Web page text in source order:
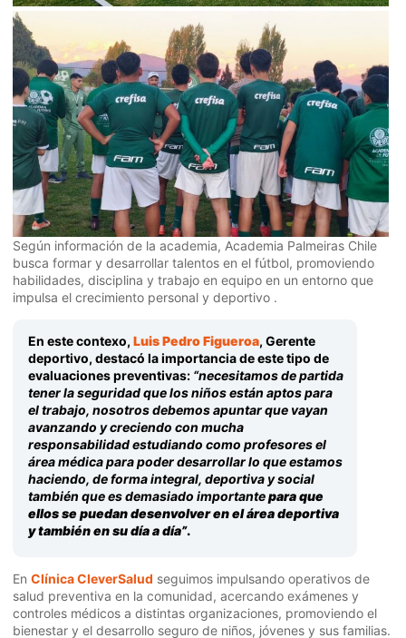
Según información de la academia, Academia Palmeiras Chile
busca formar y desarrollar talentos en el fútbol, promoviendo
habilidades, disciplina y trabajo en equipo en un entorno que
impulsa el crecimiento personal y deportivo .
En este contexo, Luis Pedro Figueroa, Gerente
deportivo, destacó la importancia de este tipo de
evaluaciones preventivas: “necesitamos de partida
tener la seguridad que los niños están aptos para
el trabajo, nosotros debemos apuntar que vayan
avanzando y creciendo con mucha
responsabilidad estudiando como profesores el
área médica para poder desarrollar lo que estamos
haciendo, de forma integral, deportiva y social
también que es demasiado importantepara que
ellos se puedan desenvolver en el área deportiva
y también en su día a día”.
En Clínica CleverSalud seguimos impulsando operativos de
salud preventiva en la comunidad, acercando exámenes y
controles médicos a distintas organizaciones, promoviendo el
bienestar y el desarrollo seguro de niños, jóvenes y sus familias.